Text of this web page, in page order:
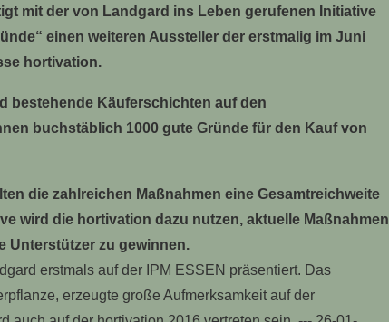
mit der von Landgard ins Leben gerufenen Initiative
einen weiteren Aussteller der erstmalig im Juni
hortivation.
bestehende Käuferschichten auf den
buchstäblich 1000 gute Gründe für den Kauf von
die zahlreichen Maßnahmen eine Gesamtreichweite
wird die hortivation dazu nutzen, aktuelle Maßnahmen
Unterstützer zu gewinnen.